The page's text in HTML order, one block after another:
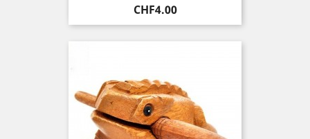
Price
CHF4.00